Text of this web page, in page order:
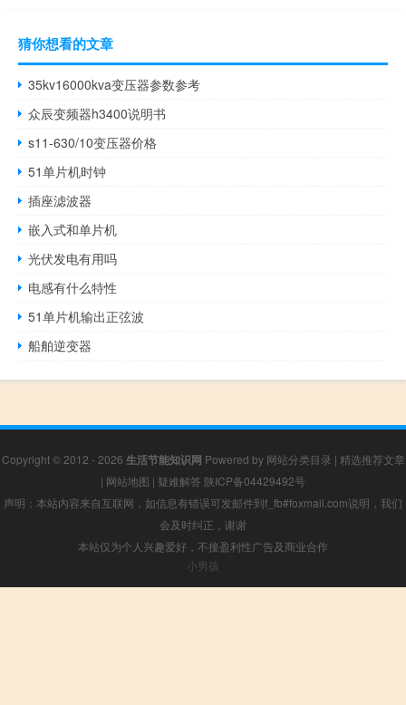
猜你想看的文章
35kv16000kva变压器参数参考
众辰变频器h3400说明书
s11-630/10变压器价格
51单片机时钟
插座滤波器
嵌入式和单片机
光伏发电有用吗
电感有什么特性
51单片机输出正弦波
船舶逆变器
Copyright © 2012 - 2026 生活节能知识网 Powered by 网站分类目录 | 精选推荐文章
| 网站地图 | 疑难解答 陕ICP备04429492号
声明：本站内容来自互联网，如信息有错误可发邮件到f_fb#foxmail.com说明，我们
会及时纠正，谢谢
本站仅为个人兴趣爱好，不接盈利性广告及商业合作
小男孩